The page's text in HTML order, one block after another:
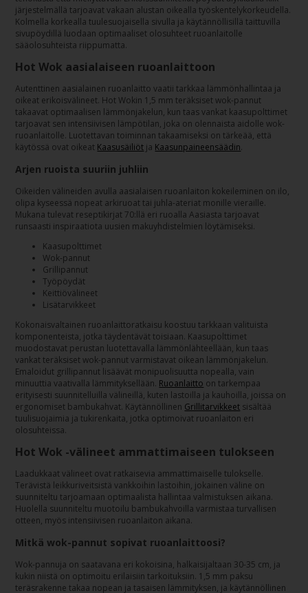
järjestelmällä tarjoavat vakaan alustan oikealla työskentelykorkeudella.
Kolmella korkealla tuulesuojaisella sivulla ja käytännöllisillä taittuvilla
sivupöydillä luodaan optimaaliset olosuhteet ruoanlaitolle
sääolosuhteista riippumatta.
Hot Wok aasialaiseen ruoanlaittoon
Autenttinen aasialainen ruoanlaitto vaatii tarkkaa lämmönhallintaa ja
oikeat erikoisvälineet. Hot Wokin 1,5 mm teräksiset wok-pannut
takaavat optimaalisen lämmönjakelun, kun taas vankat kaasupolttimet
tarjoavat sen intensiivisen lämpötilan, joka on olennaista aidolle wok-
ruoanlaitolle. Luotettavan toiminnan takaamiseksi on tärkeää, että
käytössä ovat oikeat Kaasusäiliöt ja Kaasunpaineensäädin.
Arjen ruoista suuriin juhliin
Oikeiden välineiden avulla aasialaisen ruoanlaiton kokeileminen on ilo,
olipa kyseessä nopeat arkiruoat tai juhla-ateriat monille vieraille.
Mukana tulevat reseptikirjat 70:llä eri ruoalla Aasiasta tarjoavat
runsaasti inspiraatiota uusien makuyhdistelmien löytämiseksi.
Kaasupolttimet
Wok-pannut
Grillipannut
Työpöydät
Keittiövälineet
Lisätarvikkeet
Kokonaisvaltainen ruoanlaittoratkaisu koostuu tarkkaan valituista
komponenteista, jotka täydentävät toisiaan. Kaasupolttimet
muodostavat perustan luotettavalla lämmönlähteellään, kun taas
vankat teräksiset wok-pannut varmistavat oikean lämmönjakelun.
Emaloidut grillipannut lisäävät monipuolisuutta nopealla, vain
minuuttia vaativalla lämmityksellään. Ruoanlaitto on tarkempaa
erityisesti suunnitelluilla välineillä, kuten lastoilla ja kauhoilla, joissa on
ergonomiset bambukahvat. Käytännöllinen Grillitarvikkeet sisältää
tuulisuojaimia ja tukirenkaita, jotka optimoivat ruoanlaiton eri
olosuhteissa.
Hot Wok -välineet ammattimaiseen tulokseen
Laadukkaat välineet ovat ratkaisevia ammattimaiselle tulokselle.
Terävistä leikkuriveitsistä vankkoihin lastoihin, jokainen väline on
suunniteltu tarjoamaan optimaalista hallintaa valmistuksen aikana.
Huolella suunniteltu muotoilu bambukahvoilla varmistaa turvallisen
otteen, myös intensiivisen ruoanlaiton aikana.
Mitkä wok-pannut sopivat ruoanlaittoosi?
Wok-pannuja on saatavana eri kokoisina, halkaisijaltaan 30-35 cm, ja
kukin niistä on optimoitu erilaisiin tarkoituksiin. 1,5 mm paksu
teräsrakenne takaa nopean ja tasaisen lämmityksen, ja käytännöllinen